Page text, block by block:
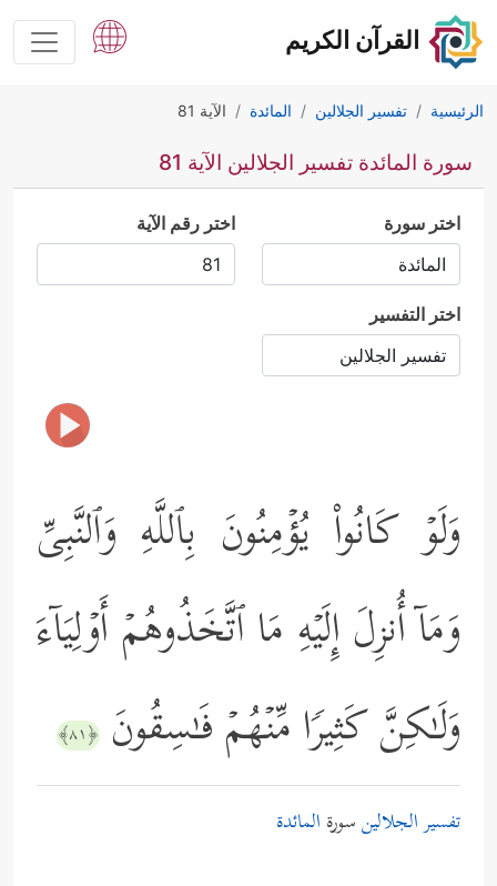
القرآن الكريم
الرئيسية تفسير الجلالين المائدة الآية 81
سورة المائدة تفسير الجلالين الآية 81
اختر سورة اختر رقم الآية
اختر التفسير
وَلَوۡ كَانُواْ یُؤۡمِنُونَ بِٱللَّهِ وَٱلنَّبِیِّ
وَمَاۤ أُنزِلَ إِلَیۡهِ مَا ٱتَّخَذُوهُمۡ أَوۡلِیَاۤءَ
وَلَـٰكِنَّ كَثِیرࣰا مِّنۡهُمۡ فَـٰسِقُونَ ﴿٨١﴾
تفسير الجلالينسورة المائدة